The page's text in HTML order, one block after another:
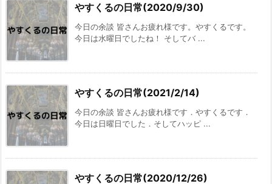
やすくるの日常(2020/9/30)
今日の余談 皆さんお疲れ様です。やすくるです。
今日は水曜日でしたね！ そしてバ ...
やすくるの日常(2021/2/14)
今日の余談 皆さんお疲れ様です．やすくるです．
今日は日曜日でした．そしてハッピ ...
やすくるの日常(2020/12/26)